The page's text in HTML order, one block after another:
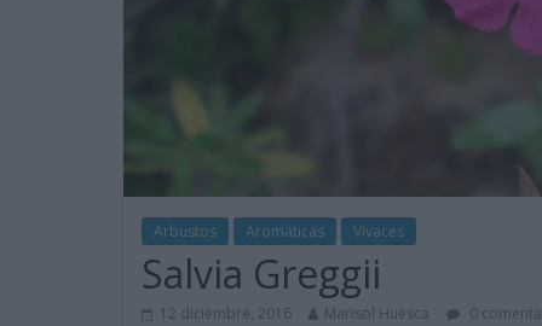
Arbustos Aromáticas Vivaces
Salvia Greggii
12 diciembre, 2016 Marisol Huesca 0